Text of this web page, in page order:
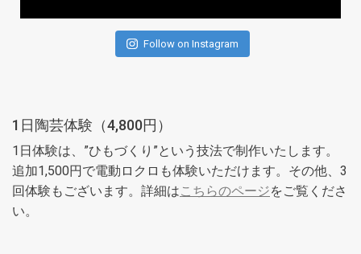
Follow on Instagram
1日陶芸体験（4,800円）
1日体験は、”ひもづくり”という技法で制作いたします。
追加1,500円で電動ロクロも体験いただけます。その他、3
回体験もございます。詳細はこちらのページをご覧くださ
い。